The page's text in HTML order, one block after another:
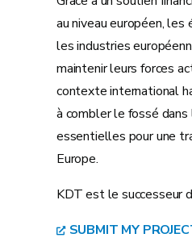
au niveau européen,
les industries
maintenir leurs forces
contexte international
à combler le fossé
essentielles pour une
Europe.
KDT est le successeur
SUBMIT MY